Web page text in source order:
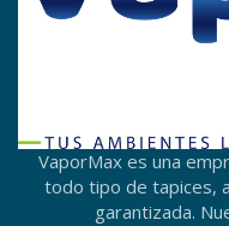
VaporMax es una
todo tipo de tapices,
garantizada.